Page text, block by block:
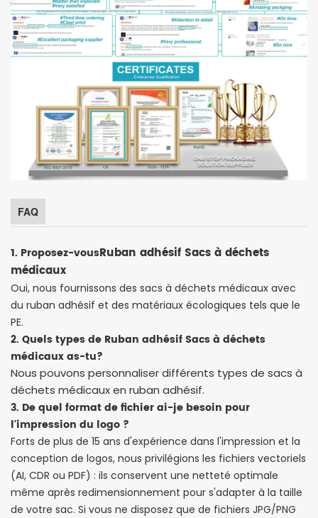
FAQ
1. Proposez-vousRuban adhésif Sacs à déchets
médicaux
Oui, nous fournissons des sacs à déchets médicaux avec
du ruban adhésif et des matériaux écologiques tels que le
PE.
2. Quels types de Ruban adhésif Sacs à déchets
médicauxas-tu?
Nous pouvons personnaliser différents types de sacs à
déchets médicaux en ruban adhésif.
3. De quel format de fichier ai-je besoin pour
l'impression du logo ?
Forts de plus de 15 ans d'expérience dans l'impression et la
conception de logos, nous privilégions les fichiers vectoriels
(AI, CDR ou PDF) : ils conservent une netteté optimale
même après redimensionnement pour s'adapter à la taille
de votre sac. Si vous ne disposez que de fichiers JPG/PNG